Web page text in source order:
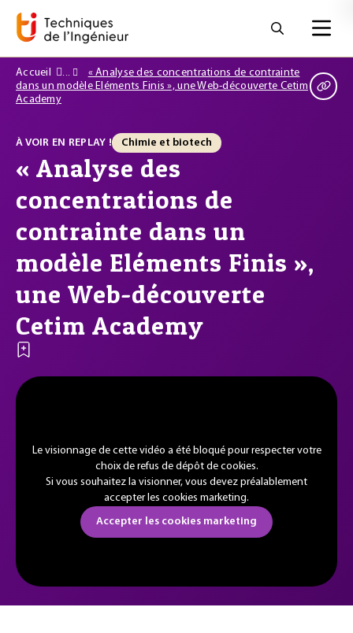
Accueil
« Analyse des concentrations de contrainte
dans un modèle Eléments Finis », une Web-découverte Cetim
Academy
À VOIR EN REPLAY ! Chimie et biotech
« Analyse des
concentrations de
contrainte dans un
modèle Eléments Finis »,
une Web-découverte
Cetim Academy
Le visionnage de cette vidéo a été bloqué pour respecter votre
choix de refus de dépôt de cookies.
Si vous souhaitez la visionner, vous devez préalablement
accepter les cookies marketing.
Accepter les cookies marketing